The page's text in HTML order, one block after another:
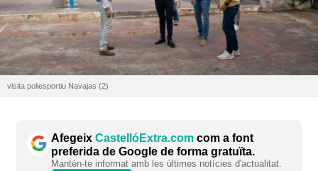
visita poliesportiu Navajas (2)
Afegeix CastellóExtra.com com a font
preferida de Google de forma gratuïta.
Mantén-te informat amb les últimes notícies d'actualitat.